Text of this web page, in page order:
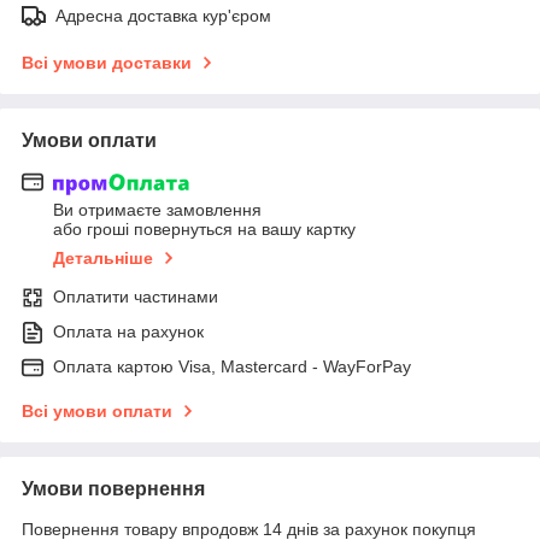
Адресна доставка кур'єром
Всі умови доставки
Умови оплати
Ви отримаєте замовлення
або гроші повернуться на вашу картку
Детальніше
Оплатити частинами
Оплата на рахунок
Оплата картою Visa, Mastercard - WayForPay
Всі умови оплати
Умови повернення
Повернення товару впродовж 14 днів за рахунок покупця